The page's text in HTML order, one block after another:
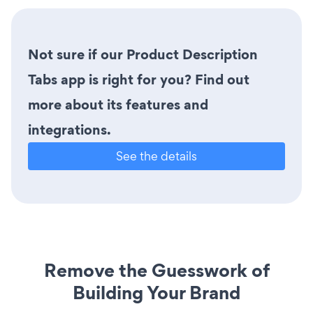
Not sure if our Product Description
Tabs app is right for you? Find out
more about its features and
integrations.
See the details
Remove the Guesswork of
Building Your Brand